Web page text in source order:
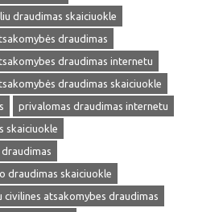
draudimas skaiciuokle
draudimas
draudimas internetu
draudimas skaiciuokle
privalomas draudimas internetu
skaiciuokle
draudimas skaiciuokle
atsakomybes draudimas